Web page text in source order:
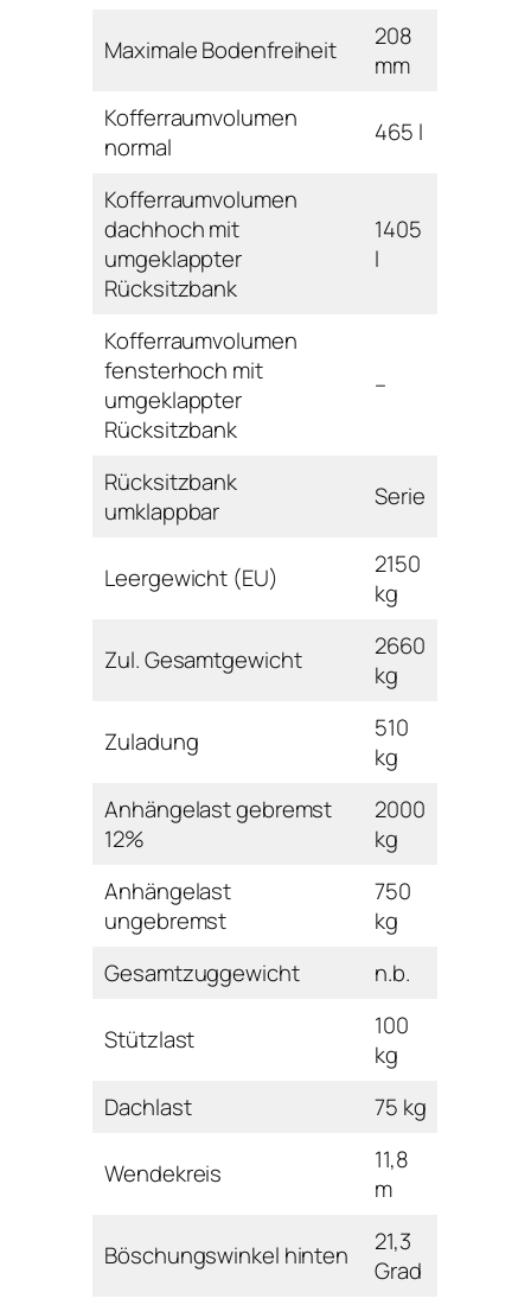
Maximale Bodenfreiheit
208
mm
Kofferraumvolumen
normal
465 l
Kofferraumvolumen
dachhoch mit
umgeklappter
Rücksitzbank
1405
l
Kofferraumvolumen
fensterhoch mit
umgeklappter
Rücksitzbank
–
Rücksitzbank
umklappbar
Serie
Leergewicht (EU)
2150
kg
Zul. Gesamtgewicht
2660
kg
Zuladung
510
kg
Anhängelast gebremst
12%
2000
kg
Anhängelast
ungebremst
750
kg
Gesamtzuggewicht
n.b.
Stützlast
100
kg
Dachlast
75 kg
Wendekreis
11,8
m
Böschungswinkel hinten
21,3
Grad